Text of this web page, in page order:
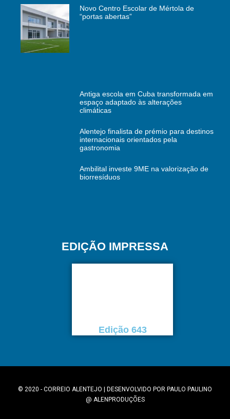
Novo Centro Escolar de Mértola de
“portas abertas”
Antiga escola em Cuba transformada em
espaço adaptado às alterações
climáticas
Alentejo finalista de prémio para destinos
internacionais orientados pela
gastronomia
Ambilital investe 9ME na valorização de
biorresíduos
EDIÇÃO IMPRESSA
Edição 643
© 2020 - CORREIO ALENTEJO | DESENVOLVIDO POR PAULO PAULINO
@ ALENPRODUÇÕES